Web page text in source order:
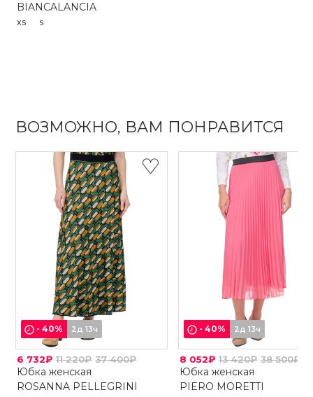
BIANCALANCIA
XS S
ВОЗМОЖНО, ВАМ ПОНРАВИТСЯ
-40% 2д 13ч
6 732₽ 11 220₽ 37 400₽
Юбка женская
ROSANNA PELLEGRINI
-40% 2д 13ч
8 052₽ 13 420₽ 38 500₽
Юбка женская
PIERO MORETTI